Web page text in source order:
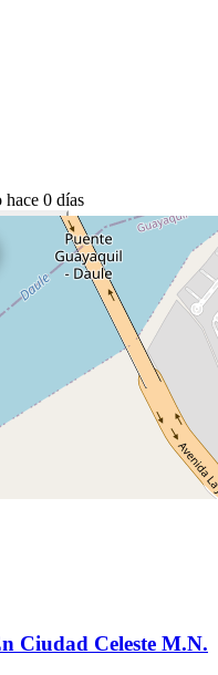
hace 0 días
Ciudad Celeste M.N.